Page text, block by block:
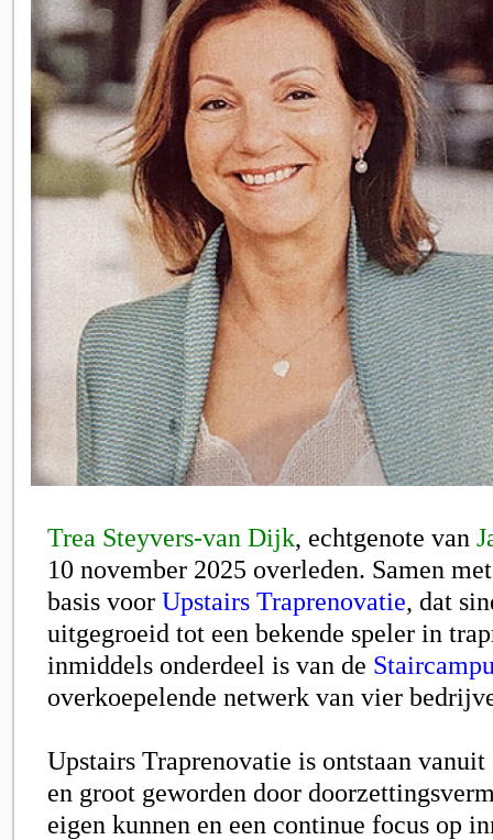
Trea Steyvers-van Dijk, echtgenote van
10 november 2025 overleden. Samen
basis voor Upstairs Traprenovatie, dat
uitgegroeid tot een bekende speler in
inmiddels onderdeel is van de
overkoepelende netwerk van vier
Upstairs Traprenovatie is ontstaan
en groot geworden door
eigen kunnen en een continue focus op